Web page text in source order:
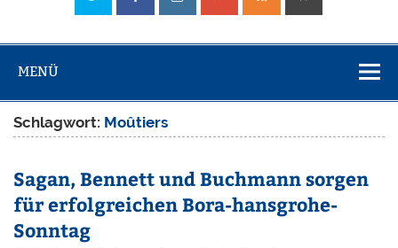
MENÜ
Schlagwort: Moûtiers
Sagan, Bennett und Buchmann sorgen
für erfolgreichen Bora-hansgrohe-
Sonntag